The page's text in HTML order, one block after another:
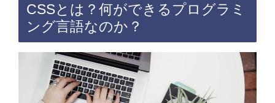
CSSとは？何ができるプログラミ
ング言語なのか？